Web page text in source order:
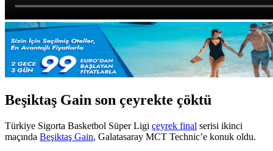
Beşiktaş Gain son çeyrekte çöktü
Türkiye Sigorta Basketbol Süper Ligi çeyrek final serisi ikinci
maçında Beşiktaş Gain, Galatasaray MCT Technic’e konuk oldu.